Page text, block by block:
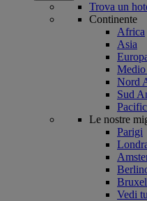
Trova un
Continente
Africa
Asia
Nord
Sud
Le nostre
Parigi
Vedi